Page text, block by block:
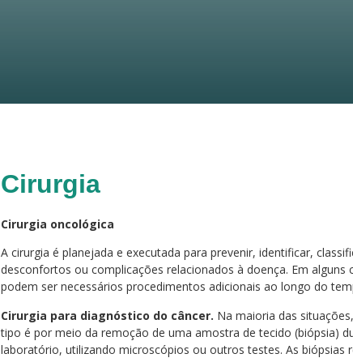
Cirurgia
Cirurgia oncológica
A cirurgia é planejada e executada para prevenir, identificar,
desconfortos ou complicações relacionados à doença. Em
podem ser necessários procedimentos adicionais ao longo do
Cirurgia para diagnóstico do câncer. Na maioria das
tipo é por meio da remoção de uma amostra de tecido (biópsia)
laboratório, utilizando microscópios ou outros testes. As biópsias